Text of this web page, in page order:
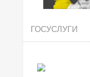
ГОСУСЛУГИ